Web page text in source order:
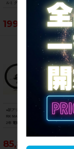
ルミ グラベルロードバイク 49サイズ 1
1速 （サイクルパラダイス山口より配
199,650円
●訳アリ ベネリ BENELLI マンタス27T
RK MANTUS 27 TRK 機械式DISC 202
2年 電動アシスト自転車 27インチ ワイ
85,800円